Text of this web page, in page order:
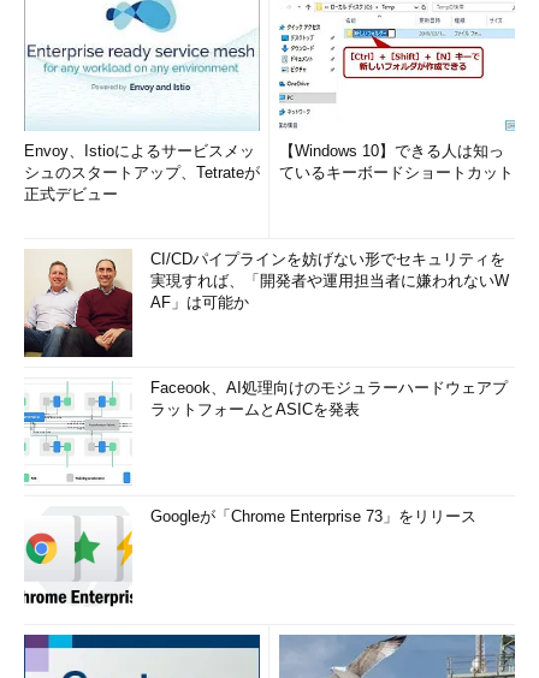
Envoy、Istioによるサービスメッ
シュのスタートアップ、Tetrateが
正式デビュー
【Windows 10】できる人は知っ
ているキーボードショートカット
CI/CDパイプラインを妨げない形でセキュリティを
実現すれば、「開発者や運用担当者に嫌われないW
AF」は可能か
Faceook、AI処理向けのモジュラーハードウェアプ
ラットフォームとASICを発表
Googleが「Chrome Enterprise 73」をリリース